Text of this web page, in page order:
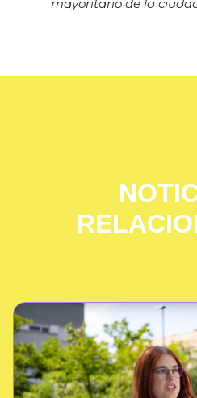
mayoritario de la